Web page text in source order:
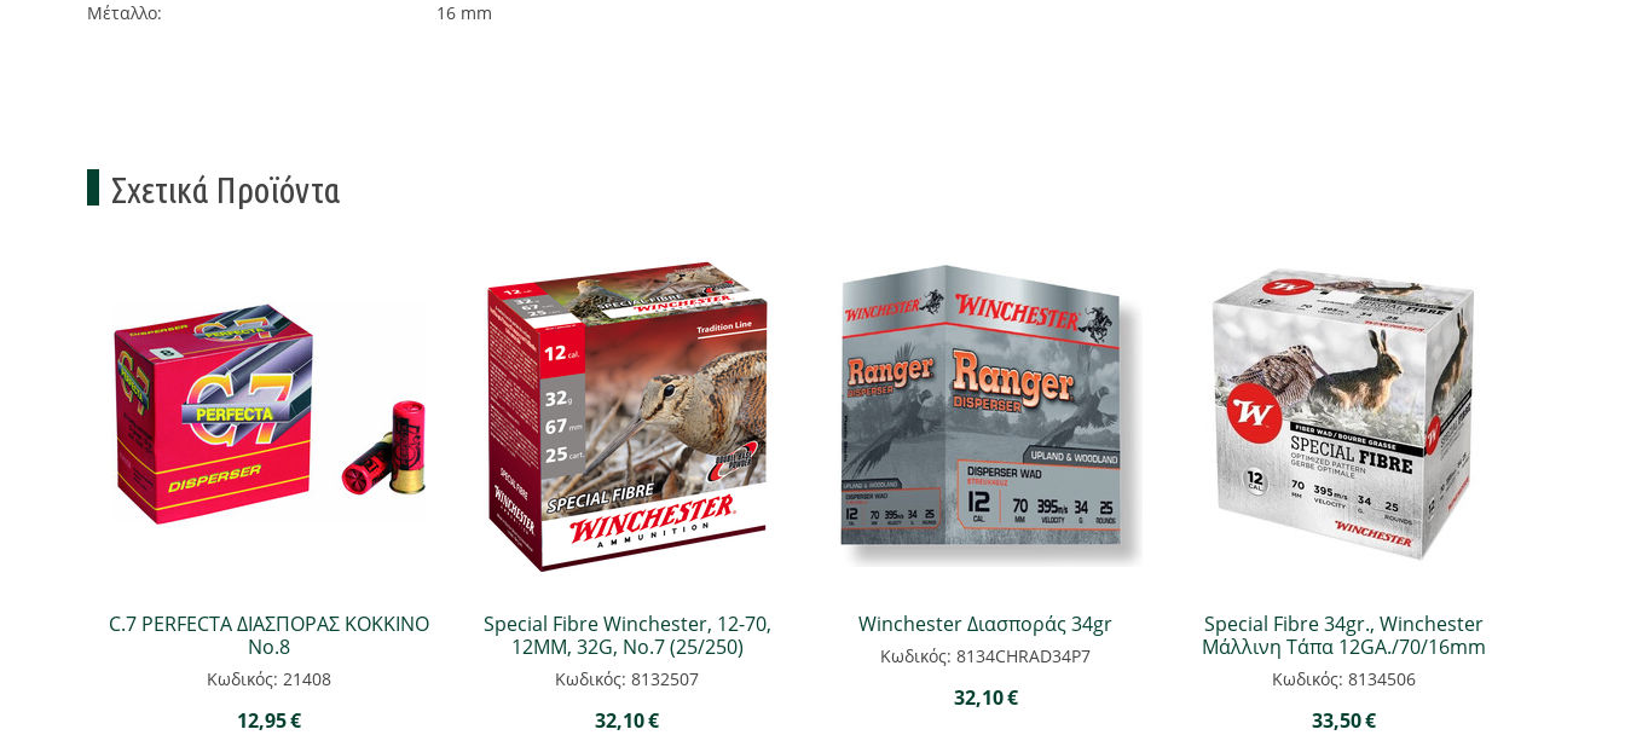
Μέταλλο: 16 mm
Σχετικά Προϊόντα
C.7 PERFECTA ΔΙΑΣΠΟΡΑΣ ΚΟΚΚΙΝΟ
Νο.8
Κωδικός: 21408
12,95€
Special Fibre Winchester, 12-70,
12MM, 32G, No.7 (25/250)
Κωδικός: 8132507
32,10€
Winchester Διασποράς 34gr
Κωδικός: 8134CHRAD34P7
32,10€
Special Fibre 34gr., Winchester
Μάλλινη Τάπα 12GA./70/16mm
Κωδικός: 8134506
33,50€